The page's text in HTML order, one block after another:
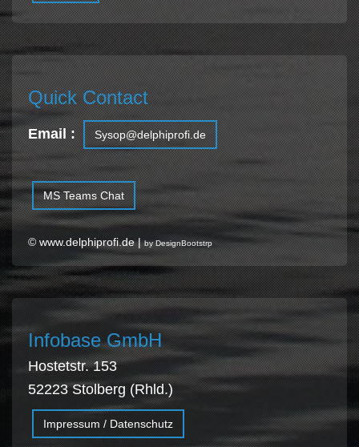
Quick Contact
Email : Sysop@delphiprofi.de
MS Teams Chat
© www.delphiprofi.de |by DesignBootstrp
Infobase GmbH
Hostetstr. 153
52223 Stolberg (Rhld.)
Impressum / Datenschutz